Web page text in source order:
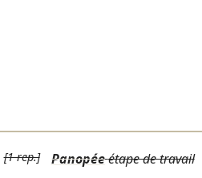
[1 rep.] Panopéeétape de travail